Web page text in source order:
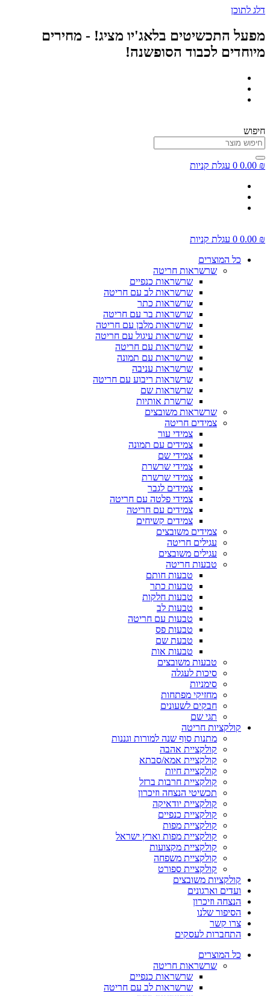
דלג לתוכן
מפעל התכשיטים בלאג'יו מציג! - מחירים
מיוחדים לכבוד הסופשנה!
חיפוש
0.00 ₪
0 עגלת קניות
0.00 ₪
0 עגלת קניות
כל המוצרים
שרשראות חריטה
שרשראות כנפיים
שרשראות לב עם חריטה
שרשראות כתר
שרשראות בר עם חריטה
שרשראות מלבן עם חריטה
שרשראות עיגול עם חריטה
שרשראות עם חריטה
שרשראות עם תמונה
שרשראות עניבה
שרשראות ריבוע עם חריטה
שרשראות שם
שרשרת אותיות
שרשראות משובצים
צמידים חריטה
צמידי עור
צמידים עם תמונה
צמידי שם
צמידי שרשרת
צמידי שרשרת
צמידים לגבר
צמידי פלטה עם חריטה
צמידים עם חריטה
צמידים קשיחים
צמידים משובצים
עגילים חריטה
עגילים משובצים
טבעות חריטה
טבעות חותם
טבעות כתר
טבעות חלקות
טבעות לב
טבעות עם חריטה
טבעות פס
טבעת שם
טבעות אות
טבעות משובצים
סיכות לעגלה
סימניות
מחזיקי מפתחות
חבקים לשעונים
תגי שם
קולקציות חריטה
מתנות סוף שנה למורות וגננות
קולקציית אהבה
קולקציית אמא/סבתא
קולקציית חיות
קולקציית חרבות ברזל
תכשיטי הנצחה וזיכרון
קולקציית יודאיקה
קולקציית כנפיים
קולקציית מפות
קולקציית מפות וארץ ישראל
קולקציית מקצועות
קולקציית משפחה
קולקציית ספורט
קולקציות משובצים
ועדים וארגונים
הנצחה וזיכרון
הסיפור שלנו
צרו קשר
התחברות לעסקים
כל המוצרים
שרשראות חריטה
שרשראות כנפיים
שרשראות לב עם חריטה